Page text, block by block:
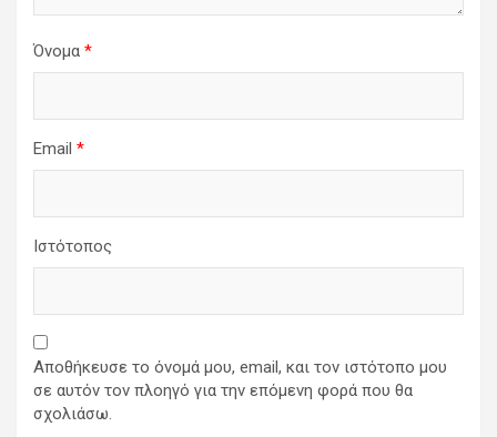
Όνομα *
Email *
Ιστότοπος
Αποθήκευσε το όνομά μου, email, και τον ιστότοπο μου
σε αυτόν τον πλοηγό για την επόμενη φορά που θα
σχολιάσω.